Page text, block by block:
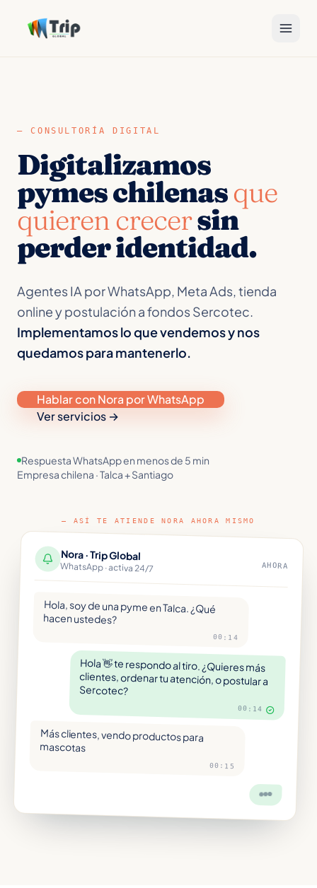
— CONSULTORÍA DIGITAL
Digitalizamos
pymes chilenasque
quieren crecersin
perder identidad.
Agentes IA por WhatsApp, Meta Ads, tienda
online y postulación a fondos Sercotec.
Implementamos lo que vendemos y nos
quedamos para mantenerlo.
Hablar con Nora por WhatsApp
Ver servicios →
Respuesta WhatsApp en menos de 5 min
Empresa chilena · Talca + Santiago
— ASÍ TE ATIENDE NORA AHORA MISMO
Nora · Trip Global
WhatsApp · activa 24/7 AHORA
Hola, soy de una pyme en Talca. ¿Qué
hacen ustedes?
00:14
Hola 👋 te respondo al tiro. ¿Quieres más
clientes, ordenar tu atención, o postular a
Sercotec?
00:14
Más clientes, vendo productos para
mascotas
00:15